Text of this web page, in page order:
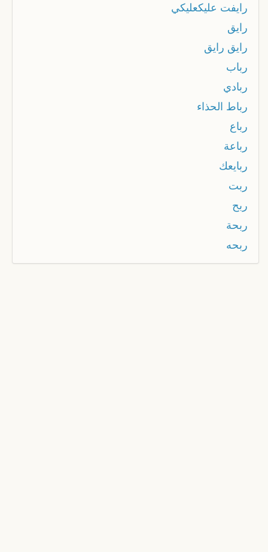
رايفت عليكعليكي
رايق
رايق رايق
رباب
ربادي
رباط الحذاء
رباع
رباعة
ربايعك
ربت
ربح
ربحة
ربحه